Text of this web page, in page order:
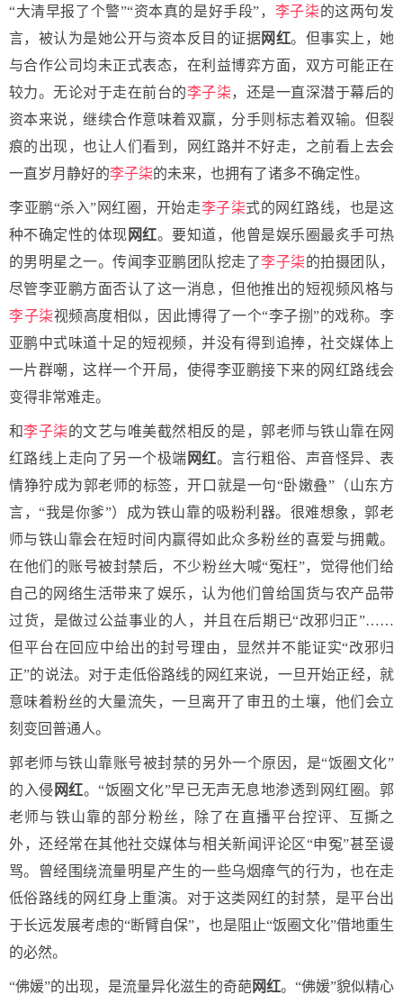
“大清早报了个警”“资本真的是好手段”， 李子柒的这两句发
言，被认为是她公开与资本反目的证据网红。但事实上，她
与合作公司均未正式表态，在利益博弈方面，双方可能正在
较力。无论对于走在前台的李子柒，还是一直深潜于幕后的
资本来说，继续合作意味着双赢，分手则标志着双输。但裂
痕的出现，也让人们看到，网红路并不好走，之前看上去会
一直岁月静好的李子柒的未来，也拥有了诸多不确定性。
李亚鹏“杀入”网红圈，开始走李子柒式的网红路线，也是这
种不确定性的体现 网红。要知道，他曾是娱乐圈最炙手可热
的男明星之一。传闻李亚鹏团队挖走了李子柒的拍摄团队，
尽管李亚鹏方面否认了这一消息，但他推出的短视频风格与
李子柒视频高度相似，因此博得了一个“李子捌”的戏称。李
亚鹏中式味道十足的短视频，并没有得到追捧，社交媒体上
一片群嘲，这样一个开局，使得李亚鹏接下来的网红路线会
变得非常难走。
和李子柒的文艺与唯美截然相反的是，郭老师与铁山靠在网
红路线上走向了另一个极端 网红。言行粗俗、声音怪异、表
情狰狞成为郭老师的标签，开口就是一句“卧嫩叠”（山东方
言，“我是你爹”）成为铁山靠的吸粉利器。很难想象，郭老
师与铁山靠会在短时间内赢得如此众多粉丝的喜爱与拥戴。
在他们的账号被封禁后，不少粉丝大喊“冤枉”，觉得他们给
自己的网络生活带来了娱乐，认为他们曾给国货与农产品带
过货，是做过公益事业的人，并且在后期已“改邪归正”……
但平台在回应中给出的封号理由，显然并不能证实“改邪归
正”的说法。对于走低俗路线的网红来说，一旦开始正经，就
意味着粉丝的大量流失，一旦离开了审丑的土壤，他们会立
刻变回普通人。
郭老师与铁山靠账号被封禁的另外一个原因，是“饭圈文化”
的入侵 网红。“饭圈文化”早已无声无息地渗透到网红圈。郭
老师与铁山靠的部分粉丝，除了在直播平台控评、互撕之
外，还经常在其他社交媒体与相关新闻评论区“申冤”甚至谩
骂。曾经围绕流量明星产生的一些乌烟瘴气的行为，也在走
低俗路线的网红身上重演。对于这类网红的封禁，是平台出
于长远发展考虑的“断臂自保”，也是阻止“饭圈文化”借地重生
的必然。
“佛媛”的出现，是流量异化滋生的奇葩网红。“佛媛”貌似精心